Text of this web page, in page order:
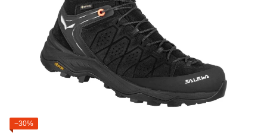
−30%